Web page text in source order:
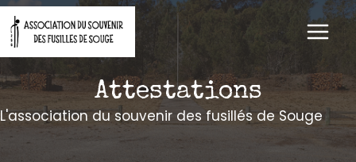
Aller
au
contenu
Attestations
L'association du souvenir des fusillés de Souge